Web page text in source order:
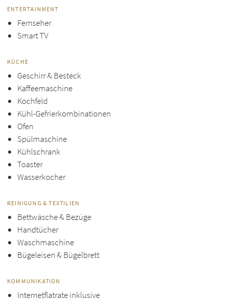
ENTERTAINMENT
Fernseher
Smart TV
KÜCHE
Geschirr & Besteck
Kaffeemaschine
Kochfeld
Kühl-Gefrierkombinationen
Ofen
Spülmaschine
Kühlschrank
Toaster
Wasserkocher
REINIGUNG & TEXTILIEN
Bettwäsche & Bezüge
Handtücher
Waschmaschine
Bügeleisen & Bügelbrett
KOMMUNIKATION
Internetflatrate inklusive